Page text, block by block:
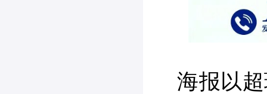
海报以